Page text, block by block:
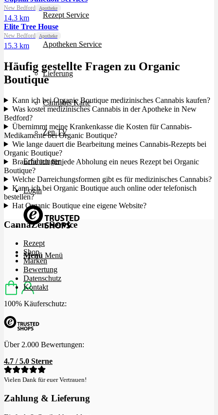
Rezept Service
Apotheken Service
Lieferung
Cannabis Karte
Zen TV
Erfahrungen
Login
Menü Menü
New Bedford Apotheke
14.3 km
Elite Tree House
New Bedford Apotheke
15.3 km
Häufig gestellte Fragen zu Organic
Boutique
Kann ich bei Organic Boutique medizinisches Cannabis kaufen?
Was kostet medizinisches Cannabis in der Apotheke in New
Bedford?
Übernimmt meine Krankenkasse die Kosten für Cannabis-
Medikamente bei Organic Boutique?
Wie lange dauert die Bearbeitung meines Cannabis-Rezepts bei
Organic Boutique?
Brauche ich für jede Abholung ein neues Rezept bei Organic
Boutique?
Welche Darreichungsformen gibt es für medizinisches Cannabis?
Kann ich bei Organic Boutique auch online oder telefonisch
bestellen?
Hat Organic Boutique eine eigene Website?
CannaZen Service
Rezept
Shop
Marken
Bewertung
Datenschutz
Kontakt
100% Käuferschutz:
Über 2.000 Bewertungen:
4.7 / 5.0 Sterne
Vielen Dank für euer Vertrauen!
Zahlung & Lieferung